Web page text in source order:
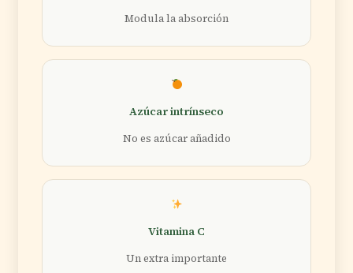
Modula la absorción
Azúcar intrínseco
No es azúcar añadido
Vitamina C
Un extra importante